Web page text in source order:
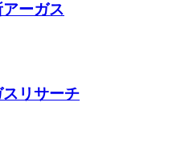
ーガス
リサーチ